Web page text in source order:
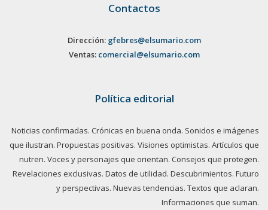
Contactos
Dirección: gfebres@elsumario.com
Ventas: comercial@elsumario.com
Política editorial
Noticias confirmadas. Crónicas en buena onda. Sonidos e imágenes
que ilustran. Propuestas positivas. Visiones optimistas. Artículos que
nutren. Voces y personajes que orientan. Consejos que protegen.
Revelaciones exclusivas. Datos de utilidad. Descubrimientos. Futuro
y perspectivas. Nuevas tendencias. Textos que aclaran.
Informaciones que suman.